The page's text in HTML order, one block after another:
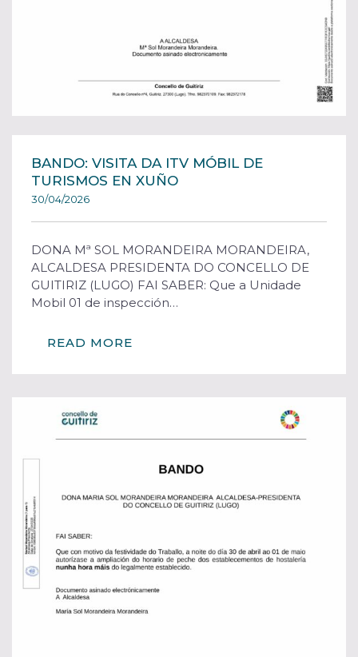
BANDO: VISITA DA ITV MÓBIL DE
TURISMOS EN XUÑO
30/04/2026
DONA Mª SOL MORANDEIRA MORANDEIRA,
ALCALDESA PRESIDENTA DO CONCELLO DE
GUITIRIZ (LUGO) FAI SABER: Que a Unidade
Mobil 01 de inspección…
READ MORE